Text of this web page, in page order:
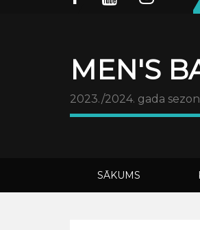
MEN'S
2023./2024. gada
SĀKUMS